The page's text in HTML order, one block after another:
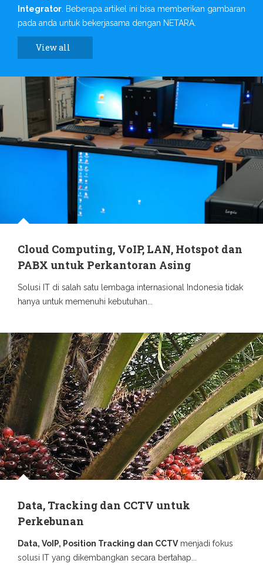
Integrator . Beberapa artikel ini bisa memberikan gambaran
pada anda untuk bekerjasama dengan NETARA.
View all
Cloud Computing, VoIP, LAN, Hotspot dan
PABX untuk Perkantoran Asing
Solusi IT di salah satu lembaga internasional Indonesia tidak
hanya untuk memenuhi kebutuhan...
Data, Tracking dan CCTV untuk
Perkebunan
Data, VoIP, Position Tracking dan CCTVmenjadi fokus
solusi IT yang dikembangkan secara bertahap...